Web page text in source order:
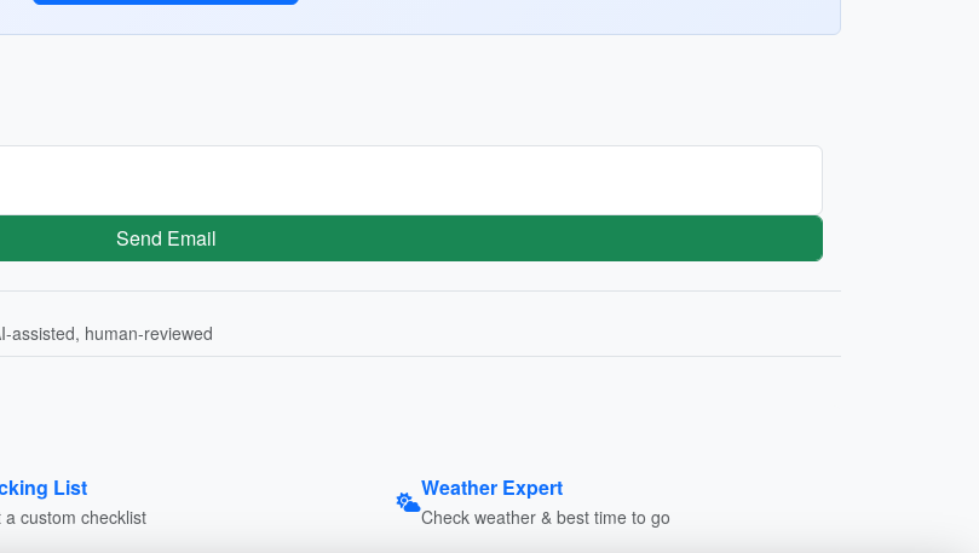
Send Email
assisted, human-reviewed
List
a custom checklist
Weather Expert
Check weather & best time to go